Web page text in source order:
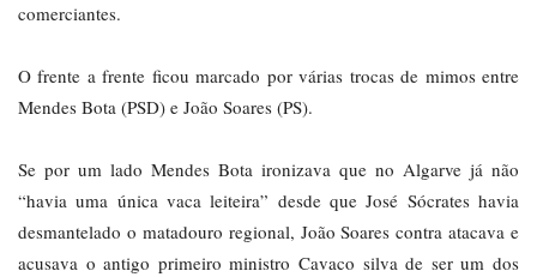
comerciantes.
O frente a frente ficou marcado por várias trocas de mimos entre
Mendes Bota (PSD) e João Soares (PS).
Se por um lado Mendes Bota ironizava que no Algarve já não
“havia uma única vaca leiteira” desde que José Sócrates havia
desmantelado o matadouro regional, João Soares contra atacava e
acusava o antigo primeiro ministro Cavaco silva de ser um dos